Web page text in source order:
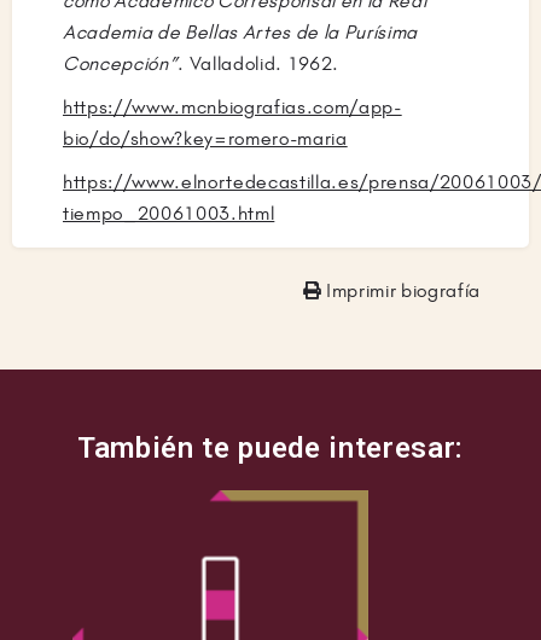
Academia de Bellas Artes de la Purísima
Concepción”. Valladolid. 1962.
https://www.mcnbiografias.com/app-
bio/do/show?key=romero-maria
https://www.elnortedecastilla.es/prensa/
tiempo_20061003.html
Imprimir biografía